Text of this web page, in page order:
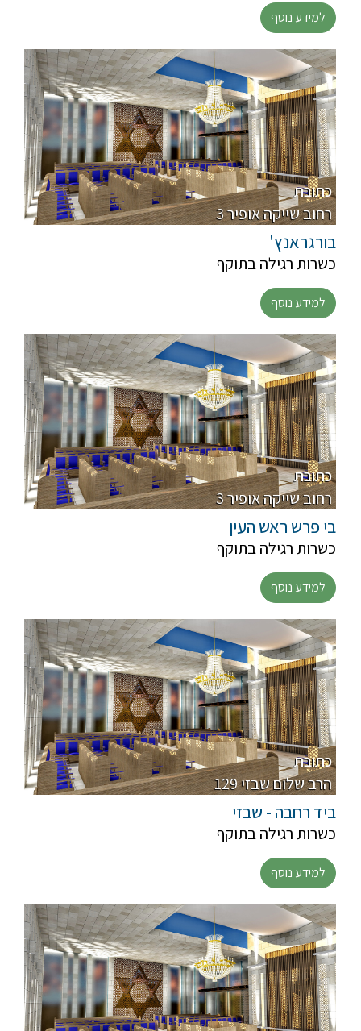
למידע נוסף
כתובת
3 רחוב שייקה אופיר
בורגראנץ'
כשרות רגילה בתוקף
למידע נוסף
כתובת
3 רחוב שייקה אופיר
בי פרש ראש העין
כשרות רגילה בתוקף
למידע נוסף
כתובת
129 הרב שלום שבזי
ביד רחבה - שבזי
כשרות רגילה בתוקף
למידע נוסף